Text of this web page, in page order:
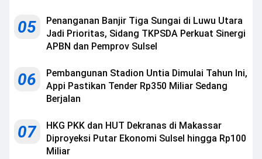
05
Penanganan Banjir Tiga Sungai di Luwu Utara
Jadi Prioritas, Sidang TKPSDA Perkuat Sinergi
APBN dan Pemprov Sulsel
06
Pembangunan Stadion Untia Dimulai Tahun Ini,
Appi Pastikan Tender Rp350 Miliar Sedang
Berjalan
07
HKG PKK dan HUT Dekranas di Makassar
Diproyeksi Putar Ekonomi Sulsel hingga Rp100
Miliar